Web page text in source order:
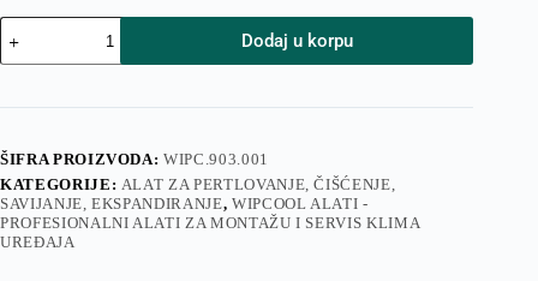
Kutija
za
vakuum
i
Wipcool
količina
Dodaj u korpu
ŠIFRA PROIZVODA:WIPC.903.001
KATEGORIJE: ALAT ZA PERTLOVANJE, ČIŠĆENJE,
SAVIJANJE, EKSPANDIRANJE, WIPCOOL ALATI -
PROFESIONALNI ALATI ZA MONTAŽU I SERVIS KLIMA
UREĐAJA